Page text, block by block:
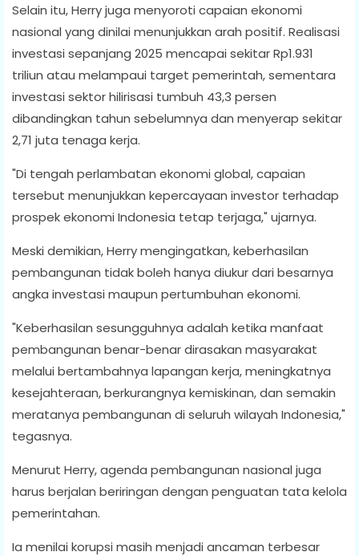
Selain itu, Herry juga menyoroti capaian ekonomi
nasional yang dinilai menunjukkan arah positif. Realisasi
investasi sepanjang 2025 mencapai sekitar Rp1.931
triliun atau melampaui target pemerintah, sementara
investasi sektor hilirisasi tumbuh 43,3 persen
dibandingkan tahun sebelumnya dan menyerap sekitar
2,71 juta tenaga kerja.
"Di tengah perlambatan ekonomi global, capaian
tersebut menunjukkan kepercayaan investor terhadap
prospek ekonomi Indonesia tetap terjaga," ujarnya.
Meski demikian, Herry mengingatkan, keberhasilan
pembangunan tidak boleh hanya diukur dari besarnya
angka investasi maupun pertumbuhan ekonomi.
"Keberhasilan sesungguhnya adalah ketika manfaat
pembangunan benar-benar dirasakan masyarakat
melalui bertambahnya lapangan kerja, meningkatnya
kesejahteraan, berkurangnya kemiskinan, dan semakin
meratanya pembangunan di seluruh wilayah Indonesia,"
tegasnya.
Menurut Herry, agenda pembangunan nasional juga
harus berjalan beriringan dengan penguatan tata kelola
pemerintahan.
Ia menilai korupsi masih menjadi ancaman terbesar